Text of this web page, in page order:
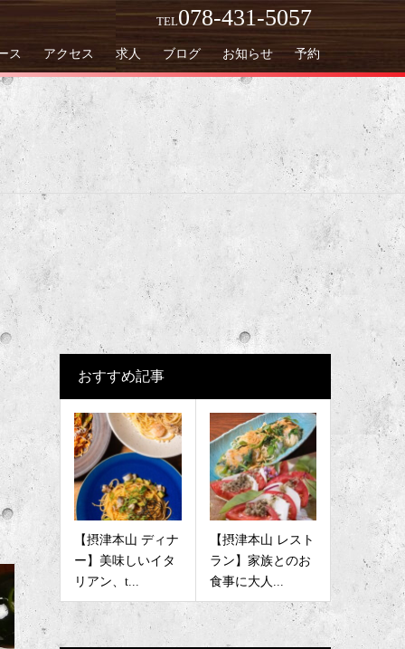
TEL078-431-5057
ス アクセス 求人 ブログ お知らせ 予約
おすすめ記事
【摂津本山 ディナ
ー】美味しいイタ
リアン、t...
【摂津本山 レスト
ラン】家族とのお
食事に大人...